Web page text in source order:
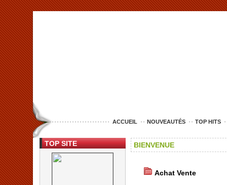
<img src="http://www.lille-entreprise.com/images/anim.jpg"
ACCUEIL NOUVEAUTÉS TOP HITS
TOP SITE BIENVENUE
Achat Vente